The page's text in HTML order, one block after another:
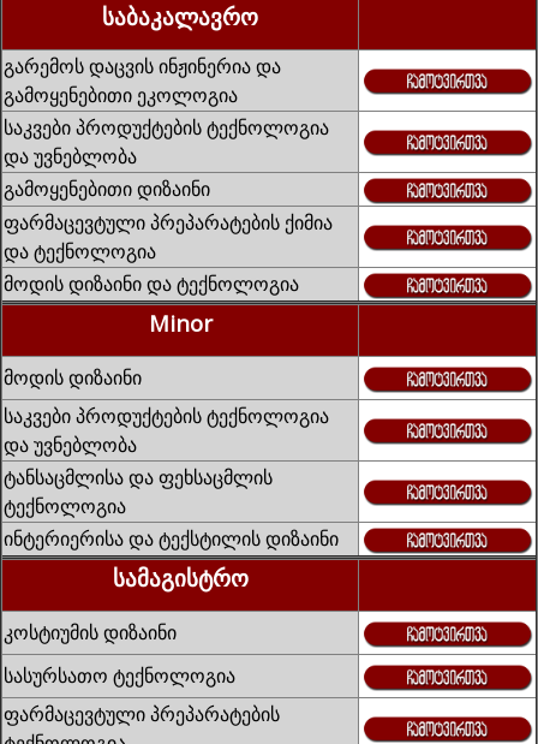
საბაკალავრო
გარემოს დაცვის ინჟინერია და
გამოყენებითი ეკოლოგია
საკვები პროდუქტების ტექნოლოგია
და უვნებლობა
გამოყენებითი დიზაინი
ფარმაცევტული პრეპარატების ქიმია
და ტექნოლოგია
მოდის დიზაინი და ტექნოლოგია
Minor
მოდის დიზაინი
საკვები პროდუქტების ტექნოლოგია
და უვნებლობა
ტანსაცმლისა და ფეხსაცმლის
ტექნოლოგია
ინტერიერისა და ტექსტილის დიზაინი
სამაგისტრო
კოსტიუმის დიზაინი
სასურსათო ტექნოლოგია
ფარმაცევტული პრეპარატების